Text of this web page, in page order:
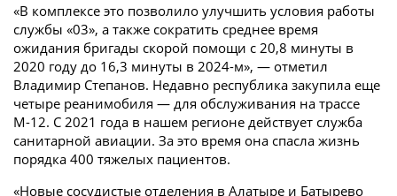
«В комплексе это позволило улучшить условия работы
службы «03», а также сократить среднее время
ожидания бригады скорой помощи с 20,8 минуты в
2020 году до 16,3 минуты в 2024-м», — отметил
Владимир Степанов. Недавно республика закупила еще
четыре реанимобиля — для обслуживания на трассе
М-12. С 2021 года в нашем регионе действует служба
санитарной авиации. За это время она спасла жизнь
порядка 400 тяжелых пациентов.
«Новые сосудистые отделения в Алатыре и Батырево